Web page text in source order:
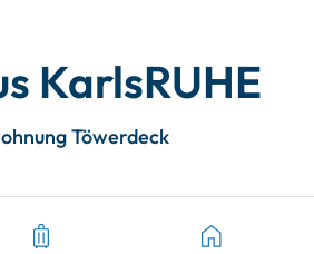
KarlsRUHE
Töwerdeck